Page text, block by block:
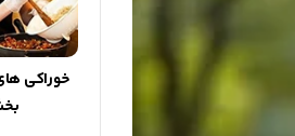
خوراکی